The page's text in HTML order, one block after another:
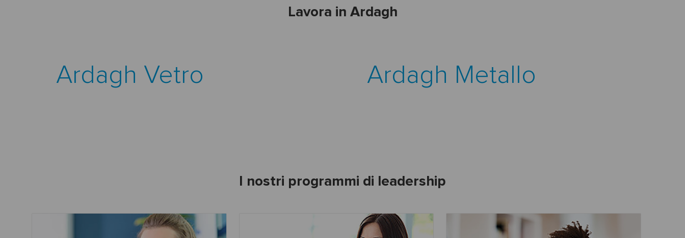
Lavora in Ardagh
Ardagh Vetro Ardagh Metallo
I nostri programmi di leadership